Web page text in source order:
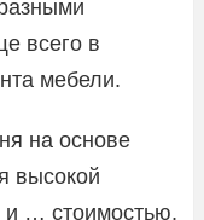
всего в
мебели.
на основе
высокой
и … стоимостью.